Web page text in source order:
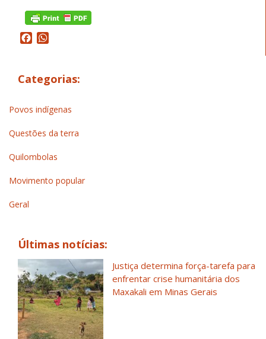
Facebook
Categorias:
Povos indígenas
Questões da terra
Quilombolas
Movimento popular
Geral
Últimas notícias:
Justiça determina força-tarefa para
enfrentar crise humanitária dos
Maxakali em Minas Gerais